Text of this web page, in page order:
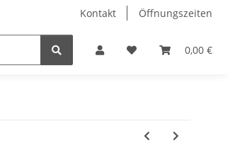
Kontakt Öffnungszeiten
0,00 €
Dienstleistungen Geschenkartikel &